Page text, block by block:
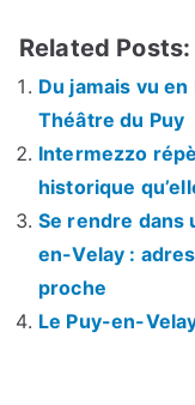
Related Posts:
Du jamais vu
Théâtre du Puy
Intermezzo
historique
Se rendre dans
en-Velay :
proche
Le Puy-en-